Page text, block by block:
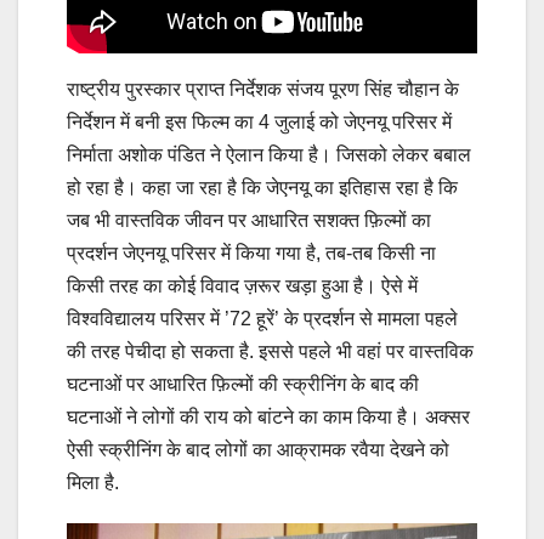
राष्ट्रीय पुरस्कार‌ प्राप्त निर्देशक संजय पूरण सिंह चौहान के
निर्देशन में बनी इस फिल्म का 4 जुलाई को जेएनयू परिसर में
निर्माता अशोक पंडित ने ऐलान किया है। जिसको लेकर बबाल
हो रहा है। कहा जा रहा है कि जेएनयू का इतिहास रहा है कि
जब भी वास्तविक जीवन पर आधारित सशक्त फ़िल्मों का
प्रदर्शन‌ जेएनयू परिसर में किया गया है, तब-तब किसी ना‌
किसी तरह का कोई विवाद ज़रूर खड़ा हुआ है। ऐसे में
विश्वविद्यालय परिसर में ’72 हूरें’ के प्रदर्शन से मामला पहले
की तरह पेचीदा हो सकता है. इससे पहले भी वहां पर वास्तविक
घटनाओं पर‌ आधारित फ़िल्मों की स्क्रीनिंग के बाद की
घटनाओं ने लोगों की राय को बांटने का काम‌ किया है। अक्सर
ऐसी स्क्रीनिंग के बाद लोगों का आक्रामक रवैया देखने‌ को
मिला है.